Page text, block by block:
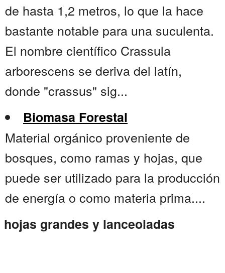
de hasta 1,2 metros, lo que la hace
bastante notable para una suculenta.
El nombre científico Crassula
arborescens se deriva del latín,
donde "crassus" sig...
Biomasa Forestal
Material orgánico proveniente de
bosques, como ramas y hojas, que
puede ser utilizado para la producción
de energía o como materia prima....
hojas grandes y lanceoladas